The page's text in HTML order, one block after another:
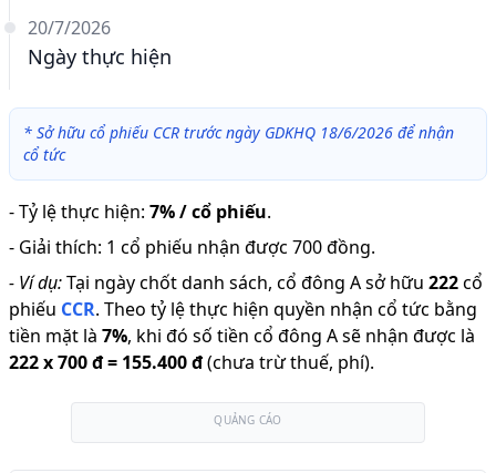
20/7/2026
Ngày thực hiện
* Sở hữu cổ phiếu CCR trước ngày GDKHQ 18/6/2026 để nhận
cổ tức
-Tỷ lệ thực hiện: 7% / cổ phiếu.
- Giải thích: 1 cổ phiếu nhận được 700 đồng.
- Ví dụ:Tại ngày chốt danh sách, cổ đông A sở hữu 222cổ
phiếu CCR. Theo tỷ lệ thực hiện quyền nhận cổ tức bằng
tiền mặt là 7%, khi đó số tiền cổ đông A sẽ nhận được là
222x700 đ= 155.400 đ(chưa trừ thuế, phí).
QUẢNG CÁO